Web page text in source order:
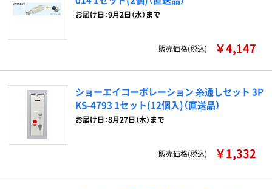
お届け日：9月2日（水）まで
販売価格(税込) ￥4,147
ショーエイコーポレーション 糸通しセット 3P
KS-4793 1セット(12個入)（直送品）
お届け日：8月27日（木）まで
販売価格(税込) ￥1,332